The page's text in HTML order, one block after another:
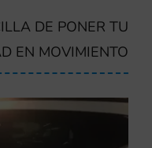
DE PONER TU
EN MOVIMIENTO